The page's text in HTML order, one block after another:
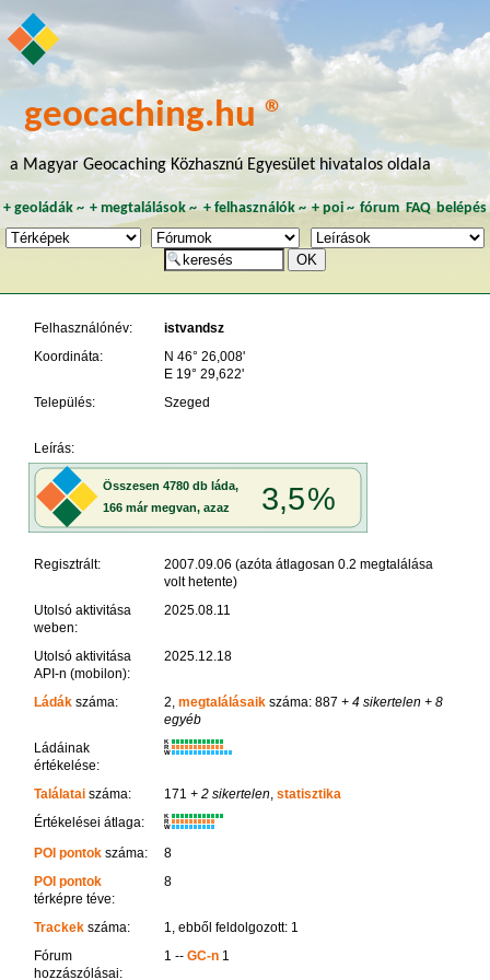
geocaching.hu ®
a Magyar Geocaching Közhasznú Egyesület hivatalos oldala
+ geoládák~ +megtalálások~ +felhasználók~ +poi~ fórum FAQ belépés
Felhasználónév:
istvandsz
Koordináta:
N 46° 26,008'
E 19° 29,622'
Település:
Szeged
Leírás:
Regisztrált:
2007.09.06 (azóta átlagosan 0.2 megtalálása
volt hetente)
Utolsó aktivitása
weben:
2025.08.11
Utolsó aktivitása
API-n (mobilon):
2025.12.18
Ládákszáma: 2, megtalálásaikszáma: 887 + 4 sikertelen + 8
egyéb
Ládáinak
értékelése:
K
R
W
Találataiszáma: 171 + 2 sikertelen statisztika
Értékelései átlaga:
K
R
W
POI pontokszáma:
8
POI pontok
térképre téve:
8
Trackekszáma:
1, ebből feldolgozott: 1
Fórum
hozzászólásai:
1 -- GC-n1